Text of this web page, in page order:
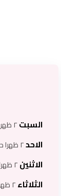
السبت٢ ظهرا حتى ١٠م
الاحد٢ ظهرا حتى ١٠م
الاثنين٢ ظهرا حتى ١٠م
الثلاثاء٢ ظهرا حتى ١٠م